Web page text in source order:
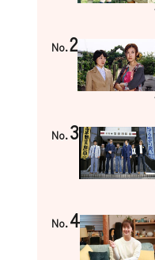
No.2
No.3
No.4